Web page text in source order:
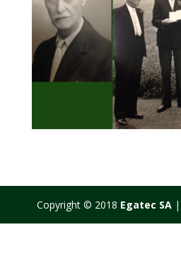
Copyright © 2018 Egatec SA